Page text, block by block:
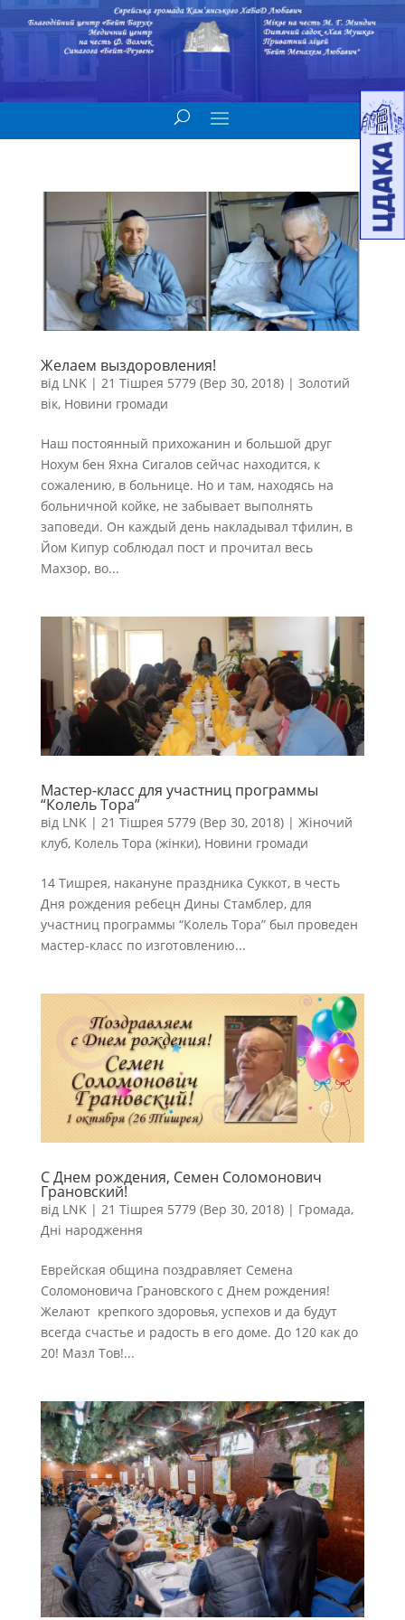
Желаем выздоровления!
від LNK| 21 Тішрея 5779 (Вер 30, 2018)| Золотий
вік, Новини громади
Наш постоянный прихожанин и большой друг
Нохум бен Яхна Сигалов сейчас находится, к
сожалению, в больнице. Но и там, находясь на
больничной койке, не забывает выполнять
заповеди. Он каждый день накладывал тфилин, в
Йом Кипур соблюдал пост и прочитал весь
Махзор, во...
Мастер-класс для участниц программы
“Колель Тора”
від LNK | 21 Тішрея 5779 (Вер 30, 2018)| Жіночий
клуб, Колель Тора (жінки), Новини громади
14 Тишрея, накануне праздника Суккот, в честь
Дня рождения ребецн Дины Стамблер, для
участниц программы “Колель Тора” был проведен
мастер-класс по изготовлению...
С Днем рождения, Семен Соломонович
Грановский!
від LNK| 21 Тішрея 5779 (Вер 30, 2018)| Громада,
Дні народження
Еврейская община поздравляет Семена
Соломоновича Грановского с Днем рождения!
Желают крепкого здоровья, успехов и да будут
всегда счастье и радость в его доме. До 120 как до
20! Мазл Тов!...